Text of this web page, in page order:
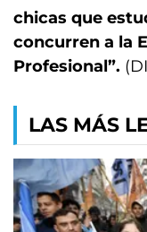
chicas que
concurren a la
Profesional”.
LAS MÁS